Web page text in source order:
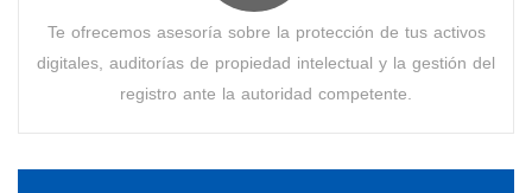
Te ofrecemos asesoría sobre la protección de tus activos
digitales, auditorías de propiedad intelectual y la gestión del
registro ante la autoridad competente.